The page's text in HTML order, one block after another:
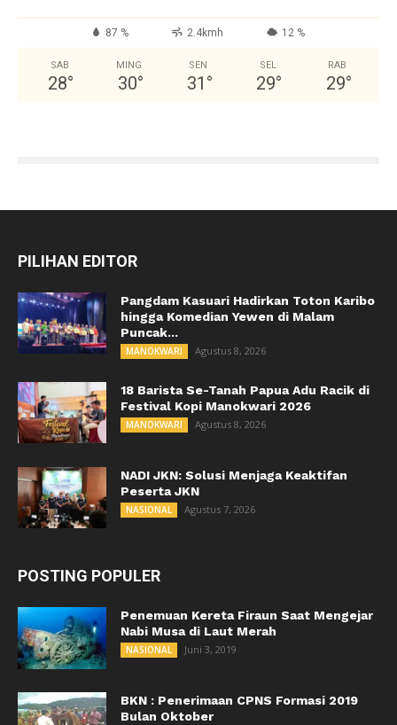
87 % 2.4kmh 12 %
SAB
28°
MING
30°
SEN
31 °
SEL
29°
RAB
29°
PILIHAN EDITOR
Pangdam Kasuari Hadirkan Toton Karibo
hingga Komedian Yewen di Malam
Puncak...
MANOKWARI Agustus 8, 2026
18 Barista Se-Tanah Papua Adu Racik di
Festival Kopi Manokwari 2026
MANOKWARI Agustus 8, 2026
NADI JKN: Solusi Menjaga Keaktifan
Peserta JKN
NASIONAL Agustus 7, 2026
POSTING POPULER
Penemuan Kereta Firaun Saat Mengejar
Nabi Musa di Laut Merah
NASIONAL Juni 3, 2019
BKN : Penerimaan CPNS Formasi 2019
Bulan Oktober